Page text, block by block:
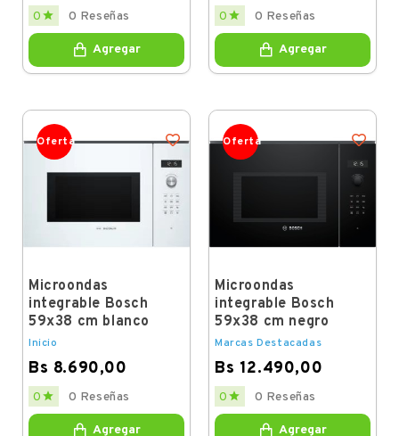
Price
0  0 Reseñas
Agregar
Price
0  0 Reseñas
Agregar
Oferta
Microondas
integrable Bosch
59x38 cm blanco
Inicio
Bs 8.690,00
Price
0  0 Reseñas
Agregar
Oferta
Microondas
integrable Bosch
59x38 cm negro
Marcas Destacadas
Bs 12.490,00
Price
0  0 Reseñas
Agregar